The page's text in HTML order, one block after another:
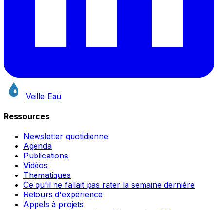
Veille Eau
Ressources
Newsletter quotidienne
Agenda
Publications
Vidéos
Thématiques
Ce qu'il ne fallait pas rater la semaine dernière
Retours d'expérience
Appels à projets